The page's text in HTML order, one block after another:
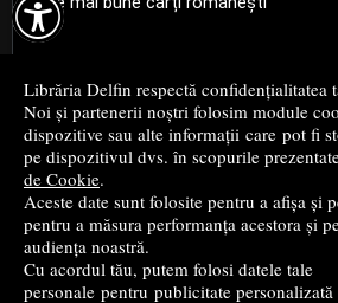

Librăria Delfin respectă confidențialitatea
Noi și partenerii noștri folosim module
dispozitive sau alte informații care pot fi
pe dispozitivul dvs. în scopurile
de Cookie.
Aceste date sunt folosite pentru a afișa și
pentru a măsura performanța acestora și
audiența noastră.
Cu acordul tău, putem folosi datele tale
personale pentru publicitate
Cele mai bune cărți de istorie
Top cărți beletristică
...toate știrile